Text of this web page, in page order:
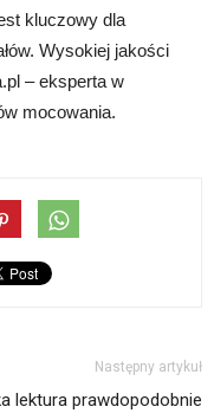
kluczowy dla
Wysokiej jakości
– eksperta w
mocowania.
Następny artykuł
lektura prawdopodobnie